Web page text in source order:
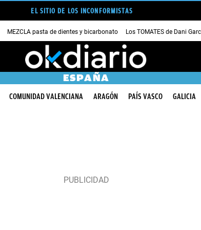
EL SITIO DE LOS INCONFORMISTAS
MEZCLA pasta de dientes y bicarbonato Los TOMATES de Dani
ESPAÑA
COMUNIDAD VALENCIANA ARAGÓN PAÍS VASCO GALICIA